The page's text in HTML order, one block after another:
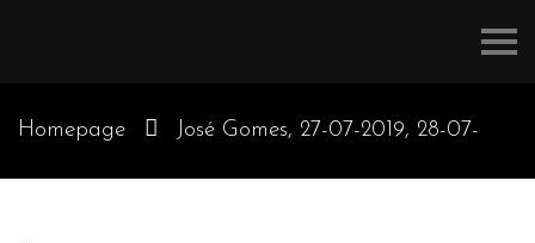
Homepage José Gomes, 27-07-2019, 28-07-